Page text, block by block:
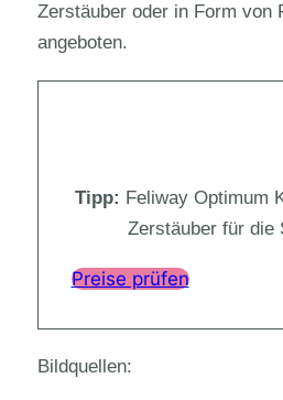
Zerstäuber oder in Form von
angeboten.
Tipp: Feliway Optimum
Zerstäuber für die
Preise prüfen
Bildquellen: